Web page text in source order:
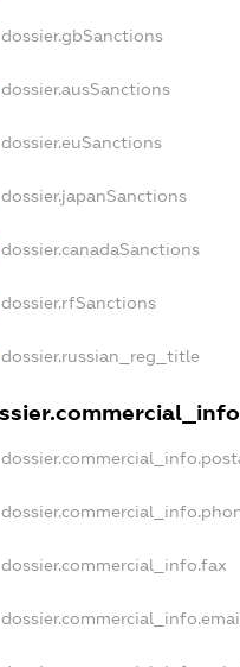
dossier.gbSanctions
dossier.ausSanctions
dossier.euSanctions
dossier.japanSanctions
dossier.canadaSanctions
dossier.rfSanctions
dossier.russian_reg_title
dossier.commercial_info.fax